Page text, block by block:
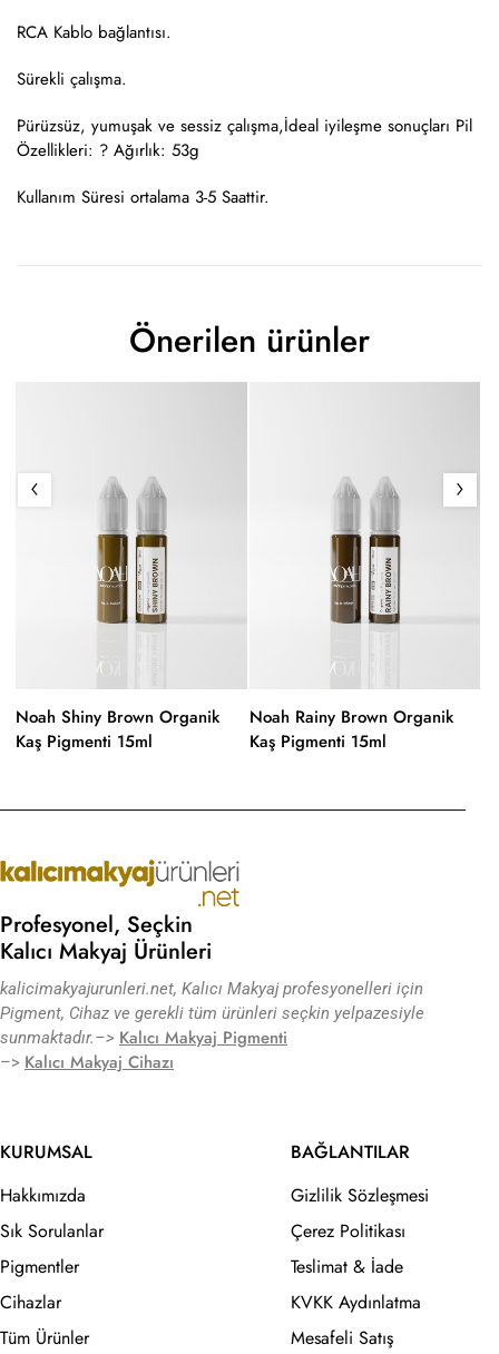
RCA Kablo bağlantısı.
Sürekli çalışma.
Pürüzsüz, yumuşak ve sessiz çalışma,İdeal iyileşme sonuçları Pil
Özellikleri: ? Ağırlık: 53g
Kullanım Süresi ortalama 3-5 Saattir.
Önerilen ürünler
Noah Shiny Brown Organik
Kaş Pigmenti 15ml
Noah Rainy Brown Organik
Kaş Pigmenti 15ml
Profesyonel, Seçkin
Kalıcı Makyaj Ürünleri
kalicimakyajurunleri.net, Kalıcı Makyaj profesyonelleri için
Pigment, Cihaz ve gerekli tüm ürünleri seçkin yelpazesiyle
sunmaktadır.–> Kalıcı Makyaj Pigmenti
–> Kalıcı Makyaj Cihazı
KURUMSAL
Hakkımızda
Sık Sorulanlar
Pigmentler
Cihazlar
Tüm Ürünler
BAĞLANTILAR
Gizlilik Sözleşmesi
Çerez Politikası
Teslimat & İade
KVKK Aydınlatma
Mesafeli Satış